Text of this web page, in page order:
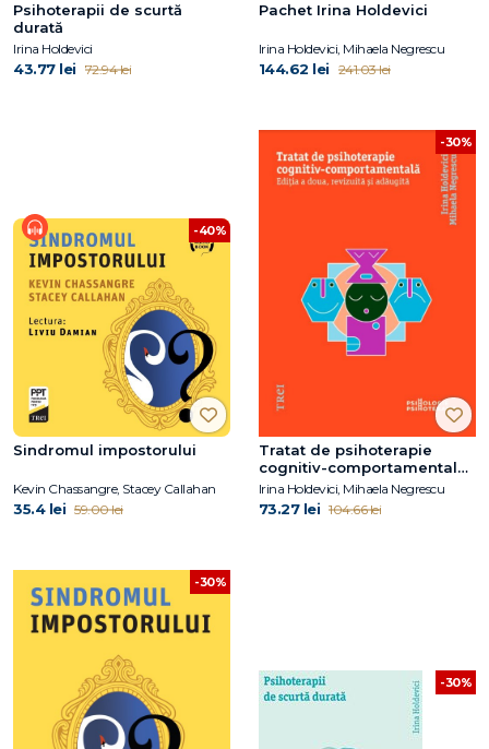
Psihoterapii de scurtă
durată
Irina Holdevici
43.77 lei 72.94 lei
Pachet Irina Holdevici
Irina Holdevici, Mihaela Negrescu
144.62 lei 241.03 lei
-40%
Sindromul impostorului
Kevin Chassangre, Stacey Callahan
35.4 lei 59.00 lei
-30%
Tratat de psihoterapie
cognitiv-comportamentală.
Ediția a doua, revizuită și
adăugită
Irina Holdevici, Mihaela Negrescu
73.27 lei 104.66 lei
-30%
-30%